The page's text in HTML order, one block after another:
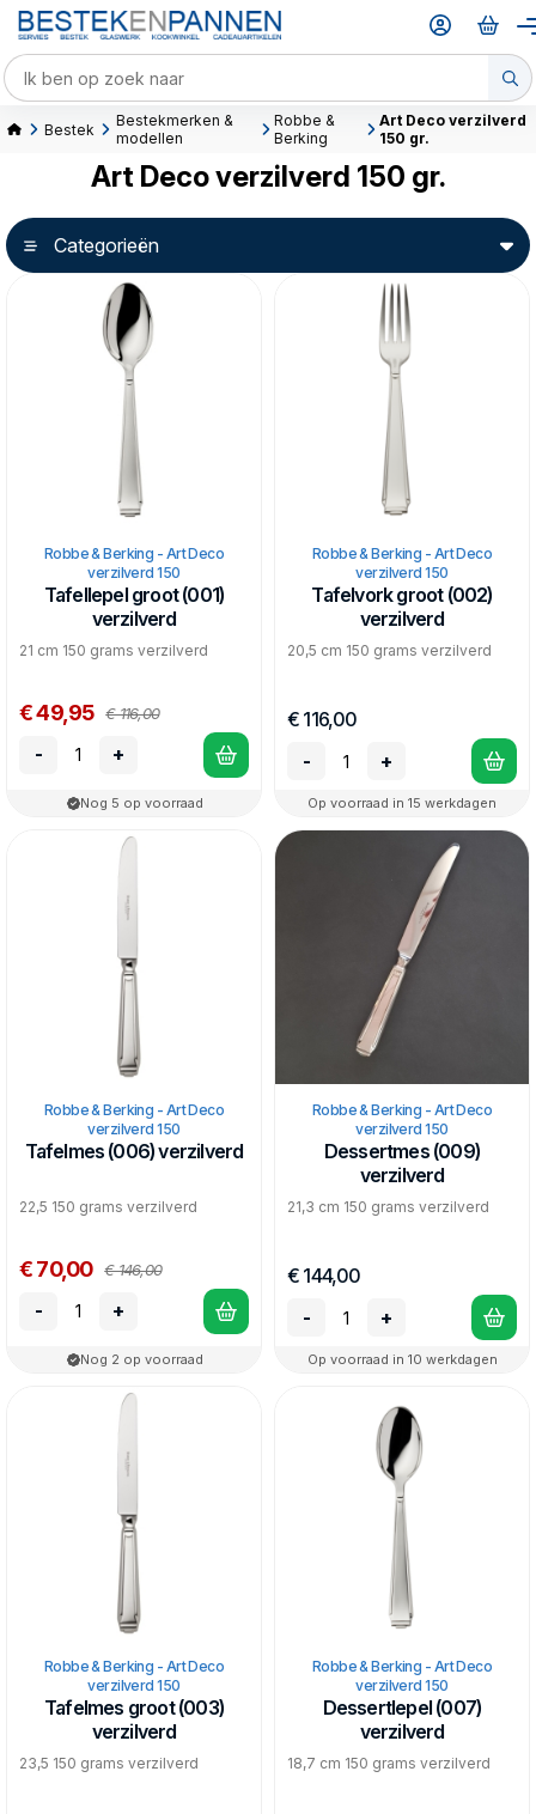
Bestek
Bestekmerken &
modellen
Robbe &
Berking
Art Deco verzilverd
150 gr.
Art Deco verzilverd 150 gr.
Categorieën
Robbe & Berking - Art Deco
verzilverd 150
Tafellepel groot (001)
verzilverd
21 cm 150 grams verzilverd
€ 49,95 € 116,00
- +
Nog 5 op voorraad
Robbe & Berking - Art Deco
verzilverd 150
Tafelvork groot (002)
verzilverd
20,5 cm 150 grams verzilverd
€ 116,00
-
+
Op voorraad in 15 werkdagen
Robbe & Berking - Art Deco
verzilverd 150
Tafelmes (006) verzilverd
22,5 150 grams verzilverd
€ 70,00 € 146,00
- +
Nog 2 op voorraad
Robbe & Berking - Art Deco
verzilverd 150
Dessertmes (009)
verzilverd
21,3 cm 150 grams verzilverd
€ 144,00
-
+
Op voorraad in 10 werkdagen
Robbe & Berking - Art Deco
verzilverd 150
Tafelmes groot (003)
verzilverd
23,5 150 grams verzilverd
Robbe & Berking - Art Deco
verzilverd 150
Dessertlepel (007)
verzilverd
18,7 cm 150 grams verzilverd